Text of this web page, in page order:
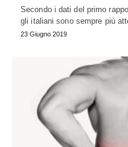
Secondo i dati del primo
gli italiani sono sempre più
23 Giugno 2019